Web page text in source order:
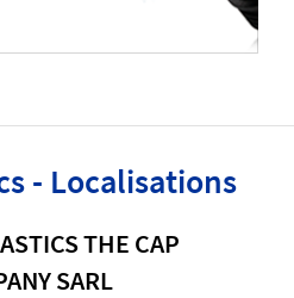
- Localisations
THE CAP
SARL